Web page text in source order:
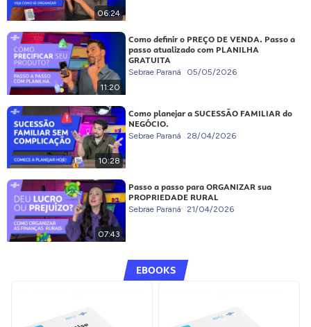
06:24
11:20
Como definir o PREÇO DE VENDA. Passo a
passo atualizado com PLANILHA
GRATUITA
Sebrae Paraná 05/05/2026
10:28
Como planejar a SUCESSÃO FAMILIAR do
NEGÓCIO.
Sebrae Paraná 28/04/2026
07:43
Passo a passo para ORGANIZAR sua
PROPRIEDADE RURAL
Sebrae Paraná 21/04/2026
EBOOKS